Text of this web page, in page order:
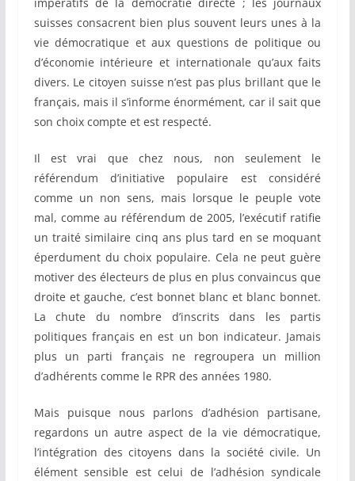
suisses consacrent bien plus souvent leurs unes à la
vie démocratique et aux questions de politique ou
d’économie intérieure et internationale qu’aux faits
divers. Le citoyen suisse n’est pas plus brillant que le
français, mais il s’informe énormément, car il sait que
son choix compte et est respecté.
Il est vrai que chez nous, non seulement le
référendum d’initiative populaire est considéré
comme un non sens, mais lorsque le peuple vote
mal, comme au référendum de 2005, l’exécutif ratifie
un traité similaire cinq ans plus tard en se moquant
éperdument du choix populaire. Cela ne peut guère
motiver des électeurs de plus en plus convaincus que
droite et gauche, c’est bonnet blanc et blanc bonnet.
La chute du nombre d’inscrits dans les partis
politiques français en est un bon indicateur. Jamais
plus un parti français ne regroupera un million
d’adhérents comme le RPR des années 1980.
Mais puisque nous parlons d’adhésion partisane,
regardons un autre aspect de la vie démocratique,
l’intégration des citoyens dans la société civile. Un
élément sensible est celui de l’adhésion syndicale